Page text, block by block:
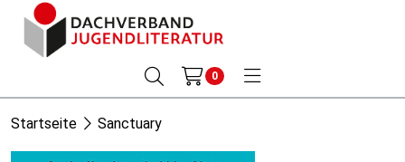
0
Startseite Sanctuary